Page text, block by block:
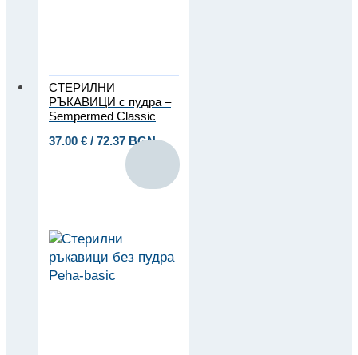
СТЕРИЛНИ
РЪКАВИЦИ с пудра –
Sempermed Classic
37.00 € / 72.37 BGN